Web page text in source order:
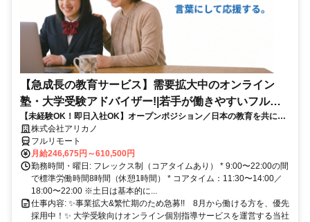
【急成長の教育サービス】需要拡大中のオンライン
塾・大学受験アドバイザー!|若手が働きやすいフルリ
モート勤務
【未経験OK！即日入社OK】オープンポジション／日本の教育を共に変
える仲間を募集します！
株式会社アリカノ
フルリモート
月給246,675円～610,500円
勤務時間・曜日: フレックス制（コアタイムあり） * 9:00〜22:00の間
で標準労働時間8時間（休憩1時間） * コアタイム：11:30〜14:00／
18:00〜22:00 ※土日は基本的に...
仕事内容: ✨️事業拡大&繁忙期のため急募!! 8月から働ける方を、優先
採用中！✨️ 大学受験向けオンライン個別指導サービスを運営する当社